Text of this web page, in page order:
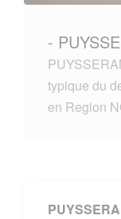
-
typique du
en Region